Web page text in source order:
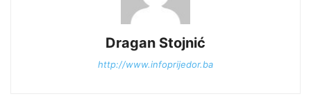
Dragan Stojnić
http://www.infoprijedor.ba